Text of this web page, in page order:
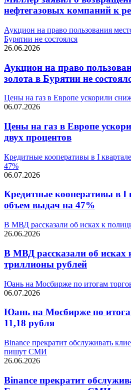
нефтегазовых компаний к
Аукцион на право пользования
Бурятии не состоялся
26.06.2026
Аукцион на право
золота в Бурятии не
Цены на газ в Европе ускорили
06.07.2026
Цены на газ в Европе
двух процентов
Кредитные кооперативы в I
47%
06.07.2026
Кредитные кооперативы в I
объем выдач на 47%
В МВД рассказали об исках к
26.06.2026
В МВД рассказали об исках
триллионы рублей
Юань на Мосбирже по итогам
06.07.2026
Юань на Мосбирже по
11,18 рубля
Binance прекратит обслуживать
пишут СМИ
26.06.2026
Binance прекратит